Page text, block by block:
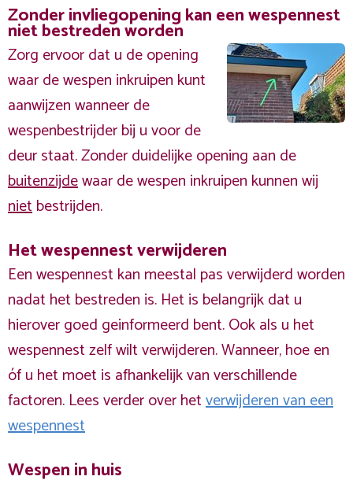
Zonder invliegopening kan een wespennest
niet bestreden worden
Zorg ervoor dat u de opening
waar de wespen inkruipen kunt
aanwijzen wanneer de
wespenbestrijder bij u voor de
deur staat. Zonder duidelijke opening aan de
buitenzijdewaar de wespen inkruipen kunnen wij
nietbestrijden.
Het wespennest verwijderen
Een wespennest kan meestal pas verwijderd worden
nadat het bestreden is. Het is belangrijk dat u
hierover goed geinformeerd bent. Ook als u het
wespennest zelf wilt verwijderen. Wanneer, hoe en
óf u het moet is afhankelijk van verschillende
factoren. Lees verder over hetverwijderen van een
wespennest
Wespen in huis